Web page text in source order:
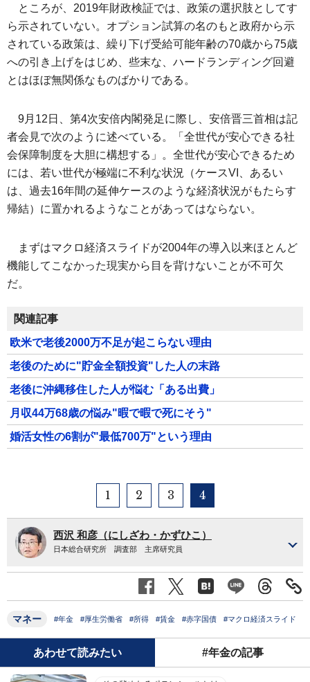
ところが、2019年財政検証では、政策の選択肢としてす
ら示されていない。オプション試算の名のもと政府から示
されている政策は、繰り下げ受給可能年齢の70歳から75歳
への引き上げをはじめ、些末な、ハードランディング回避
とはほぼ無関係なものばかりである。
9月12日、第4次安倍内閣発足に際し、安倍晋三首相は記
者会見で次のように述べている。「全世代が安心できる社
会保障制度を大胆に構想する」。全世代が安心できるため
には、若い世代が極端に不利な状況（ケースVI、あるい
は、過去16年間の延伸ケースのような経済状況がもたらす
帰結）に置かれるようなことがあってはならない。
まずはマクロ経済スライドが2004年の導入以来ほとんど
機能してこなかった現実から目を背けないことが不可欠
だ。
関連記事
欧米で老後2000万不足が起こらない理由
老後のために"貯金全額投資"した人の末路
老後に沖縄移住した人が悩む「ある出費」
月収44万68歳の悩み"暇で暇で死にそう"
婚活女性の6割が"最低700万"という理由
1 2 3 4
西沢 和彦（にしざわ・かずひこ）
日本総合研究所 調査部 主席研究員
マネー #年金 #厚生労働省 #所得 #賃金 #赤字国債 #マクロ経済スライド
あわせて読みたい #年金の記事